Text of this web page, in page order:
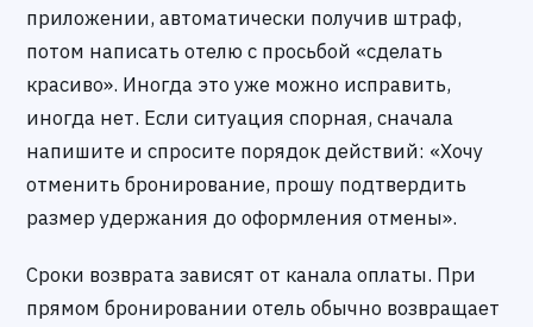
приложении, автоматически получив штраф,
потом написать отелю с просьбой «сделать
красиво». Иногда это уже можно исправить,
иногда нет. Если ситуация спорная, сначала
напишите и спросите порядок действий: «Хочу
отменить бронирование, прошу подтвердить
размер удержания до оформления отмены».
Сроки возврата зависят от канала оплаты. При
прямом бронировании отель обычно возвращает